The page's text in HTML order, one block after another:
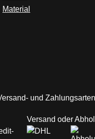
Material
und
Versand oder